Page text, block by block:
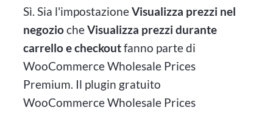
Sì. Sia l'impostazioneVisualizza prezzi nel
negoziocheVisualizza prezzi durante
carrello e checkoutfanno parte di
WooCommerce Wholesale Prices
Premium. Il plugin gratuito
WooCommerce Wholesale Prices